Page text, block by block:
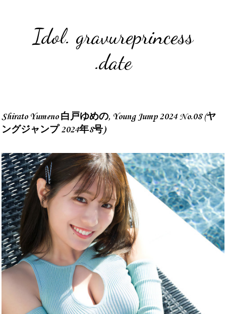
Idol. gravureprincess
.date
Shirato Yumeno 白戸ゆめの, Young Jump 2024 No.08 (ヤ
ングジャンプ 2024年8号)